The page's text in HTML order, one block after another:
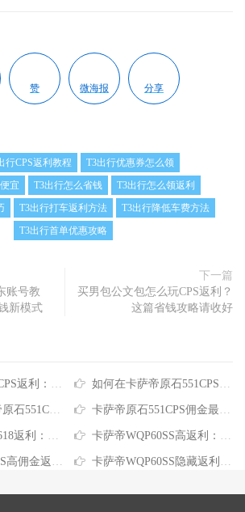
赞 微海报 分享
行CPS返利教程
T3出行优惠券怎么领
宜
T3出行怎么省钱
T3出行怎么领返利
T3出行打车返利方法
T3出行降低车费方法
T3出行首单优惠攻略
账号教
新模式
下一篇
买男包公文包怎么玩CPS返利？
这篇省钱攻略请收好
高端冰箱省下数千元 如何在卡萨帝原石551CPS推广平台获取超值购物优惠
息省下千元购机款 卡萨帝原石551CPS佣金最高怎么选？这样买更划算
箱这样买更省钱 卡萨帝WQP60SS高返利：这样买高端智能洗碗机更省钱
洗碗机这样买更省钱 卡萨帝WQP60SS隐藏返利：高端家电也能买得更省钱